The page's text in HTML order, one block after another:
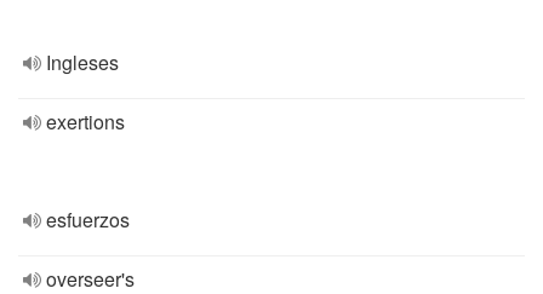
Ingleses
exertions
esfuerzos
overseer's